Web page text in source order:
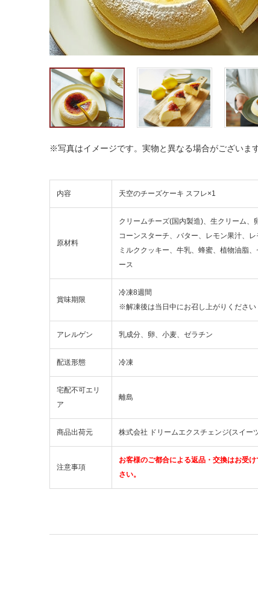
※写真はイメージです。実物と異なる場合がございます
内容 天空のチーズケーキ スフレ×1
原材料
クリームチーズ(国内製造)、生クリーム、
コーンスターチ、バター、レモン果汁、
ミルククッキー、牛乳、蜂蜜、植物油脂
ース
賞味期限
冷凍8週間
※解凍後は当日中にお召し上がりください
アレルゲン 乳成分、卵、小麦、ゼラチン
配送形態 冷凍
宅配不可エリ
ア
離島
商品出荷元 株式会社 ドリームエクスチェンジ(スイー
注意事項
お客様のご都合による返品・交換はお受
さい。